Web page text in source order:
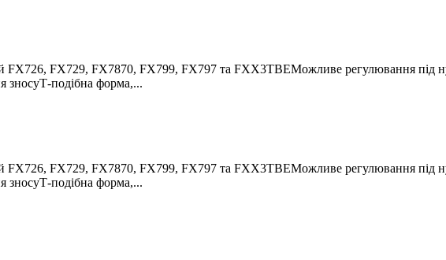
FX729, FX7870, FX799, FX797 та FXX3TBEМожливе регулювання під
зносуТ-подібна форма,...
FX729, FX7870, FX799, FX797 та FXX3TBEМожливе регулювання під
зносуТ-подібна форма,...